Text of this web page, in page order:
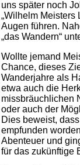
uns später noch
„Wilhelm Meisters
Augen führen.
„das Wandern“
Wollte jemand
Chance, dieses
Wanderjahre als
etwa auch die
missbräuchlichen
oder auch der
Dies beweist,
empfunden
Abenteuer und
für das zukünftige